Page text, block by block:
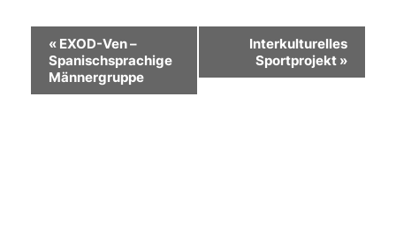
Veranstaltung-
Navigation
« EXOD-Ven –
Spanischsprachige
Männergruppe
Interkulturelles
Sportprojekt »